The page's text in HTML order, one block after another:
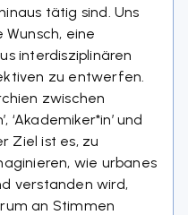
tätig sind. Uns
eine
interdisziplinären
zu entwerfen.
zwischen
‘Akademiker*in’ und
Ziel ist es, zu
wie urbanes
verstanden wird,
an Stimmen